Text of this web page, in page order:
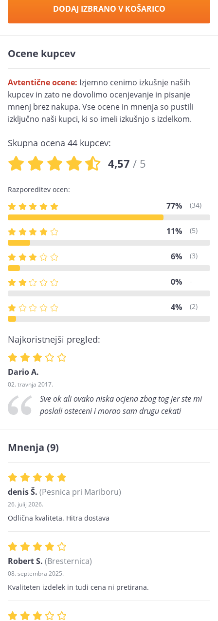
DODAJ IZBRANO V KOŠARICO
Ocene kupcev
Avtentične ocene: Izjemno cenimo izkušnje naših
kupcev in zato ne dovolimo ocenjevanje in pisanje
mnenj brez nakupa. Vse ocene in mnenja so pustili
izključno naši kupci, ki so imeli izkušnjo s izdelkom.
Skupna ocena 44 kupcev:
4,57/ 5
Razporeditev ocen:
77% (34)
11% (5)
6% (3)
0% -
4% (2)
Najkoristnejši pregled:
Dario A.
02. travnja 2017.
Sve ok ali ovako niska ocjena zbog tog jer ste mi
poslali osteceni i morao sam drugu cekati
Mnenja (9)
denis Š. (Pesnica pri Mariboru)
26. julij 2026.
Odlična kvaliteta. Hitra dostava
Robert S. (Bresternica)
08. septembra 2025.
Kvaliteten izdelek in tudi cena ni pretirana.